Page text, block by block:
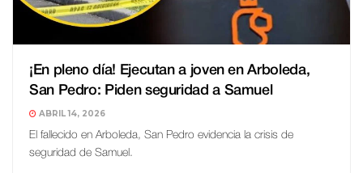
¡En pleno día! Ejecutan a joven en Arboleda,
San Pedro: Piden seguridad a Samuel
ABRIL 14, 2026
El fallecido en Arboleda, San Pedro evidencia la crisis de
seguridad de Samuel.